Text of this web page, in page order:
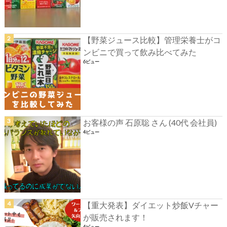
【野菜ジュース比較】管理栄養士がコ
ンビニで買って飲み比べてみた
6ビュー
お客様の声 石原聡 さん (40代 会社員)
4ビュー
【重大発表】ダイエット炒飯Vチャー
が販売されます！